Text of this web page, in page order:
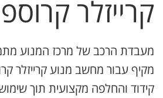
קרייזלר
מעבדת הרכב של מרכז המנוע
מקיף עבור מחשב מנוע קרייזלר
קידוד והחלפה מקצועית תוך